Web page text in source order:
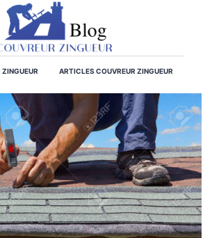
ARTICLES COUVREUR ZINGUEUR